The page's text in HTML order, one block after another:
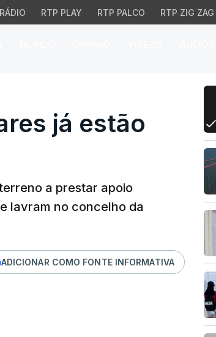
RÁDIO RTP PLAY RTP PALCO RTP ZIG ZAG
já estão no
já estão
a prestar apoio
lavram no concelho da
ADICIONAR COMO FONTE INFORMATIVA